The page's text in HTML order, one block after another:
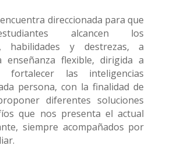
direccionada para que
alcancen los
habilidades y destrezas, a
enseñanza flexible, dirigida a
fortalecer las inteligencias
persona, con la finalidad de
diferentes soluciones
que nos presenta el actual
siempre acompañados por